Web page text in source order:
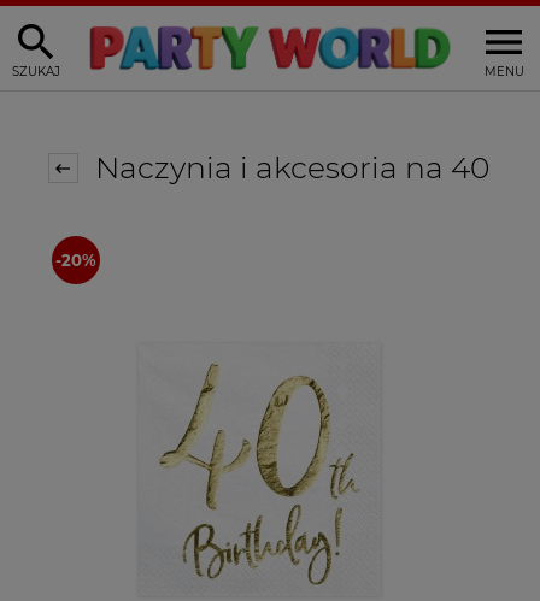
MENU
SZUKAJ
Naczynia i akcesoria na 40